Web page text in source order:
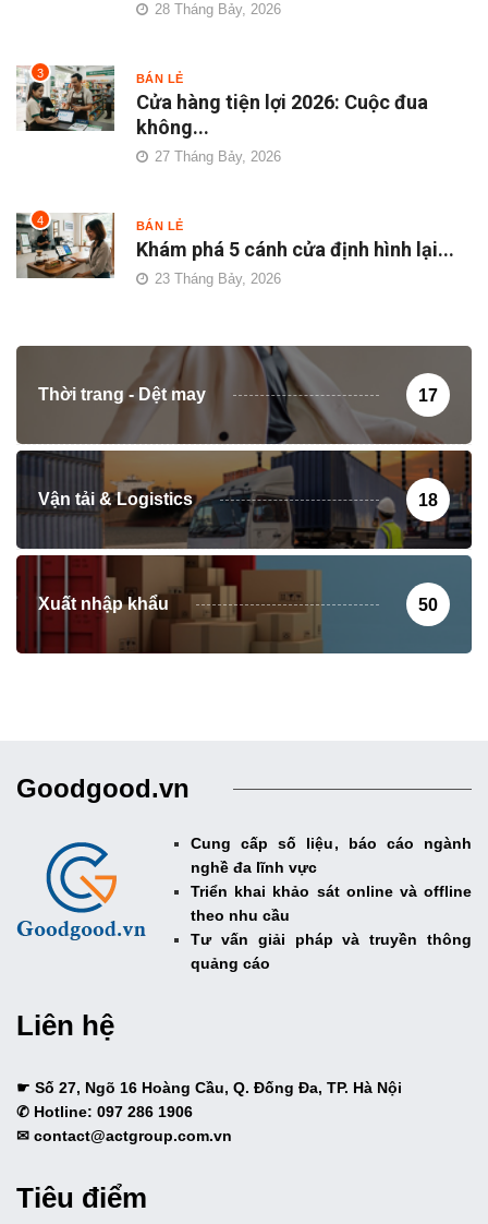
28 Tháng Bảy, 2026
3 BÁN LẺ
Cửa hàng tiện lợi 2026: Cuộc đua
không...
27 Tháng Bảy, 2026
4 BÁN LẺ
Khám phá 5 cánh cửa định hình lại...
23 Tháng Bảy, 2026
Thời trang - Dệt may 17
Vận tải & Logistics 18
Xuất nhập khẩu 50
Goodgood.vn
Cung cấp số liệu, báo cáo ngành
nghề đa lĩnh vực
Triển khai khảo sát online và offline
theo nhu cầu
Tư vấn giải pháp và truyền thông
quảng cáo
Liên hệ
☛ Số 27, Ngõ 16 Hoàng Cầu, Q. Đống Đa, TP. Hà Nội
✆ Hotline: 097 286 1906
✉ contact@actgroup.com.vn
Tiêu điểm